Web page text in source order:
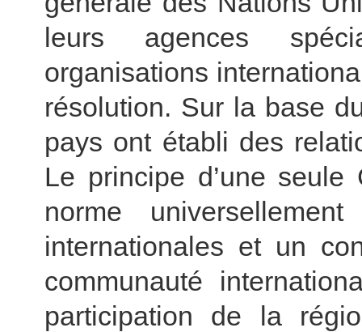
leurs agences
organisations
résolution. Sur la base
pays ont établi des
Le principe d’une
norme
internationales et un
communauté
participation de la